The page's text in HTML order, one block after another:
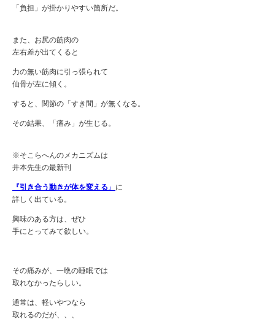
「負担」が掛かりやすい箇所だ。
また、お尻の筋肉の
左右差が出てくると
力の無い筋肉に引っ張られて
仙骨が左に傾く。
すると、関節の「すき間」が無くなる。
その結果、「痛み」が生じる。
※そこらへんのメカニズムは
井本先生の最新刊
『引き合う動きが体を変える 』 に
詳しく出ている。
興味のある方は、ぜひ
手にとってみて欲しい。
その痛みが、一晩の睡眠では
取れなかったらしい。
通常は、軽いやつなら
取れるのだが、、、